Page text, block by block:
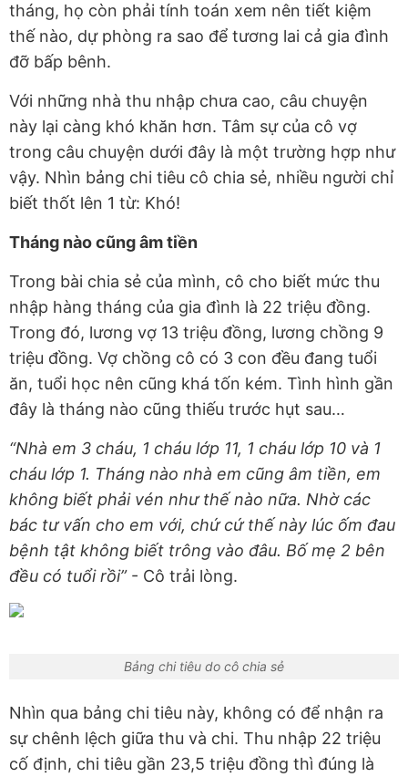
tháng, họ còn phải tính toán xem nên tiết kiệm
thế nào, dự phòng ra sao để tương lai cả gia đình
đỡ bấp bênh.
Với những nhà thu nhập chưa cao, câu chuyện
này lại càng khó khăn hơn. Tâm sự của cô vợ
trong câu chuyện dưới đây là một trường hợp như
vậy. Nhìn bảng chi tiêu cô chia sẻ, nhiều người chỉ
biết thốt lên 1 từ: Khó!
Tháng nào cũng âm tiền
Trong bài chia sẻ của mình, cô cho biết mức thu
nhập hàng tháng của gia đình là 22 triệu đồng.
Trong đó, lương vợ 13 triệu đồng, lương chồng 9
triệu đồng. Vợ chồng cô có 3 con đều đang tuổi
ăn, tuổi học nên cũng khá tốn kém. Tình hình gần
đây là tháng nào cũng thiếu trước hụt sau…
“Nhà em 3 cháu, 1 cháu lớp 11, 1 cháu lớp 10 và 1
cháu lớp 1. Tháng nào nhà em cũng âm tiền, em
không biết phải vén như thế nào nữa. Nhờ các
bác tư vấn cho em với, chứ cứ thế này lúc ốm đau
bệnh tật không biết trông vào đâu. Bố mẹ 2 bên
đều có tuổi rồi”- Cô trải lòng.
Bảng chi tiêu do cô chia sẻ
Nhìn qua bảng chi tiêu này, không có để nhận ra
sự chênh lệch giữa thu và chi. Thu nhập 22 triệu
cố định, chi tiêu gần 23,5 triệu đồng thì đúng là